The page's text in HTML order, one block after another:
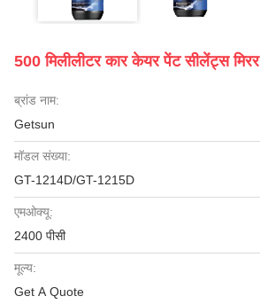
500 मिलीलीटर कार केयर पेंट सीलेंट्स
ब्रांड नाम:
Getsun
मॉडल संख्या:
GT-1214D/GT-1215D
एमओक्यू:
2400 पीसी
मूल्य:
Get A Quote